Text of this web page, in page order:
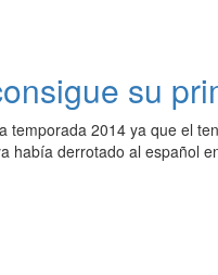
su
temporada 2014 ya que el
había derrotado al español